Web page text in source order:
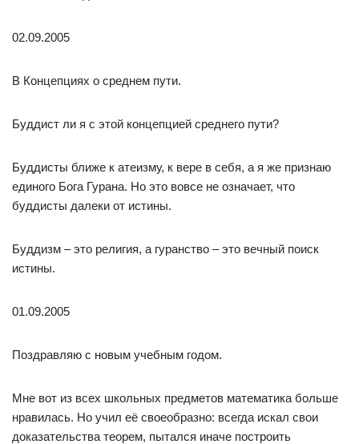
02.09.2005
В Концепциях о среднем пути.
Буддист ли я с этой концепцией среднего пути?
Буддисты ближе к атеизму, к вере в себя, а я же признаю
единого Бога Гурана. Но это вовсе не означает, что
буддисты далеки от истины.
Буддизм – это религия, а гуранство – это вечный поиск
истины.
01.09.2005
Поздравляю с новым учебным годом.
Мне вот из всех школьных предметов математика больше
нравилась. Но учил её своеобразно: всегда искал свои
доказательства теорем, пытался иначе построить